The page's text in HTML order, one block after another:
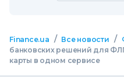
Finance.ua / Все новости /
банковских решений для
карты в одном сервисе